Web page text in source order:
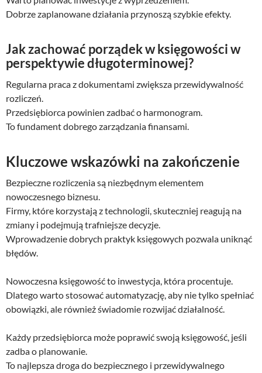
Dobrze zaplanowane działania przynoszą szybkie efekty.
Jak zachować porządek w księgowości w
perspektywie długoterminowej?
Regularna praca z dokumentami zwiększa przewidywalność
rozliczeń.
Przedsiębiorca powinien zadbać o harmonogram.
To fundament dobrego zarządzania finansami.
Kluczowe wskazówki na zakończenie
Bezpieczne rozliczenia są niezbędnym elementem
nowoczesnego biznesu.
Firmy, które korzystają z technologii, skuteczniej reagują na
zmiany i podejmują trafniejsze decyzje.
Wprowadzenie dobrych praktyk księgowych pozwala uniknąć
błędów.
Nowoczesna księgowość to inwestycja, która procentuje.
Dlatego warto stosować automatyzację, aby nie tylko spełniać
obowiązki, ale również świadomie rozwijać działalność.
Każdy przedsiębiorca może poprawić swoją księgowość, jeśli
zadba o planowanie.
To najlepsza droga do bezpiecznego i przewidywalnego